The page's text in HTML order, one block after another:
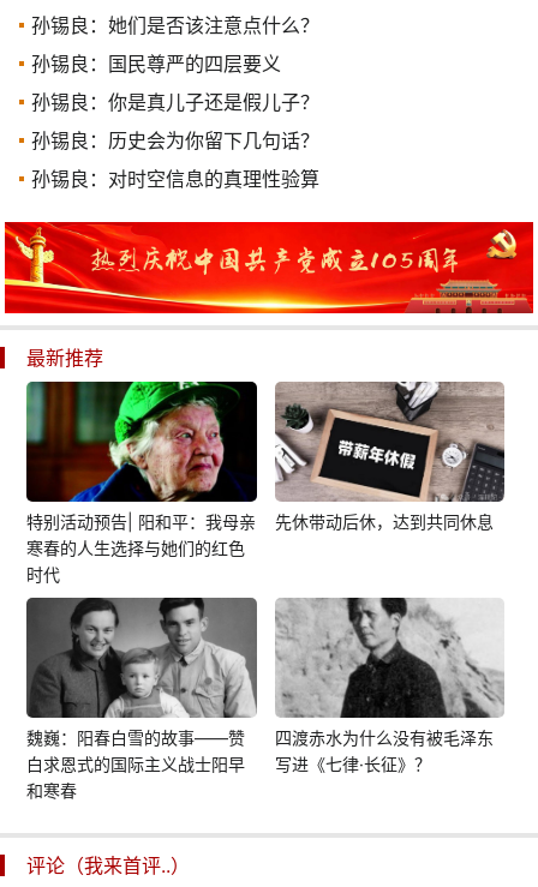
孙锡良：她们是否该注意点什么？
孙锡良：国民尊严的四层要义
孙锡良：你是真儿子还是假儿子？
孙锡良：历史会为你留下几句话？
孙锡良：对时空信息的真理性验算
最新推荐
特别活动预告| 阳和平：我母亲
寒春的人生选择与她们的红色
时代
先休带动后休，达到共同休息
魏巍：阳春白雪的故事——赞
白求恩式的国际主义战士阳早
和寒春
四渡赤水为什么没有被毛泽东
写进《七律·长征》？
评论（我来首评..）